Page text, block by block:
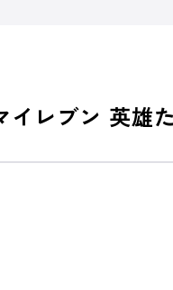
イレブン 英